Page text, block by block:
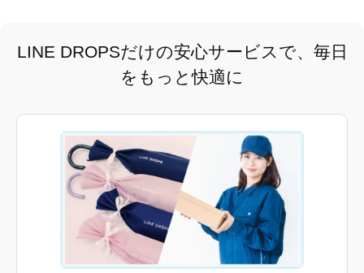
LINE DROPSだけの安心サービスで、毎日
をもっと快適に